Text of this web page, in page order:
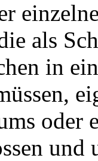
als
in
oder
und